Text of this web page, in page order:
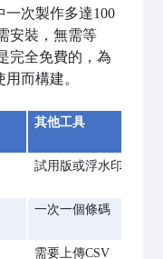
一次製作多達100
安裝，無需等
完全免費的，為
而構建。
其他工具
試用版或浮水印
一次一個條碼
需要上傳CSV